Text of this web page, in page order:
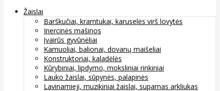
Žaislai
Barškučiai, kramtukai, karuselės virš lovytės
Inercinės mašinos
Įvairūs gyvūnėliai
Kamuoliai, balionai, dovanų maišeliai
Konstruktoriai, kaladėlės
Kūrybiniai, lipdymo, moksliniai rinkiniai
Lauko žaislai, sūpynės, palapinės
Lavinamieji, muzikiniai žaislai, supamas arkliukas